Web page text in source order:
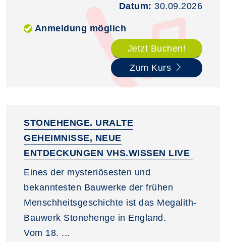
Datum: 30.09.2026
Anmeldung möglich
Jetzt Buchen!
Zum Kurs
STONEHENGE. URALTE
GEHEIMNISSE, NEUE
ENTDECKUNGEN VHS.WISSEN LIVE
Eines der mysteriösesten und
bekanntesten Bauwerke der frühen
Menschheitsgeschichte ist das Megalith-
Bauwerk Stonehenge in England.
Vom 18. ...